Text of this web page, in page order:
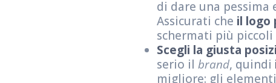
di dare una
Assicurati che il logo
schermati più piccoli
Scegli la giusta
serio il brand, quindi
migliore: gli